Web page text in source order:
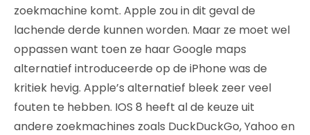
zoekmachine komt. Apple zou in dit geval de
lachende derde kunnen worden. Maar ze moet wel
oppassen want toen ze haar Google maps
alternatief introduceerde op de iPhone was de
kritiek hevig. Apple’s alternatief bleek zeer veel
fouten te hebben. IOS 8 heeft al de keuze uit
andere zoekmachines zoals DuckDuckGo, Yahoo en